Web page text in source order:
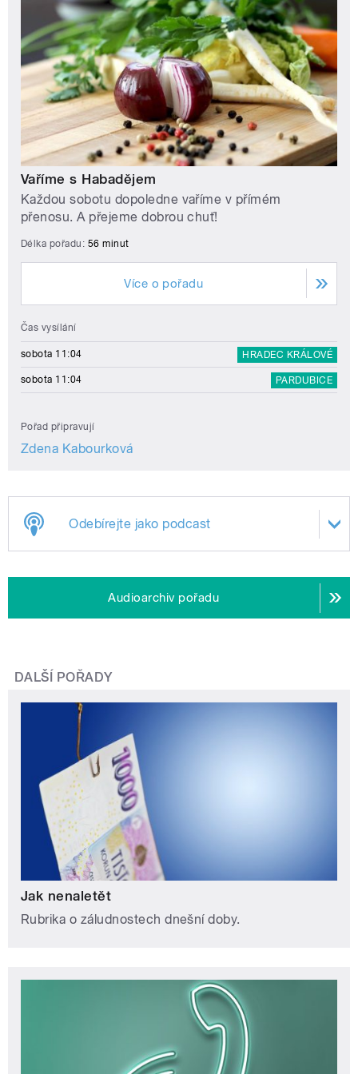
Vaříme s Habadějem
Každou sobotu dopoledne vaříme v přímém
přenosu. A přejeme dobrou chuť!
Délka pořadu: 56 minut
Více o pořadu
Čas vysílání
sobota 11:04 HRADEC KRÁLOVÉ
sobota 11:04 PARDUBICE
Pořad připravují
Zdena Kabourková
Odebírejte jako podcast
Audioarchiv pořadu
DALŠÍ POŘADY
Jak nenaletět
Rubrika o záludnostech dnešní doby.